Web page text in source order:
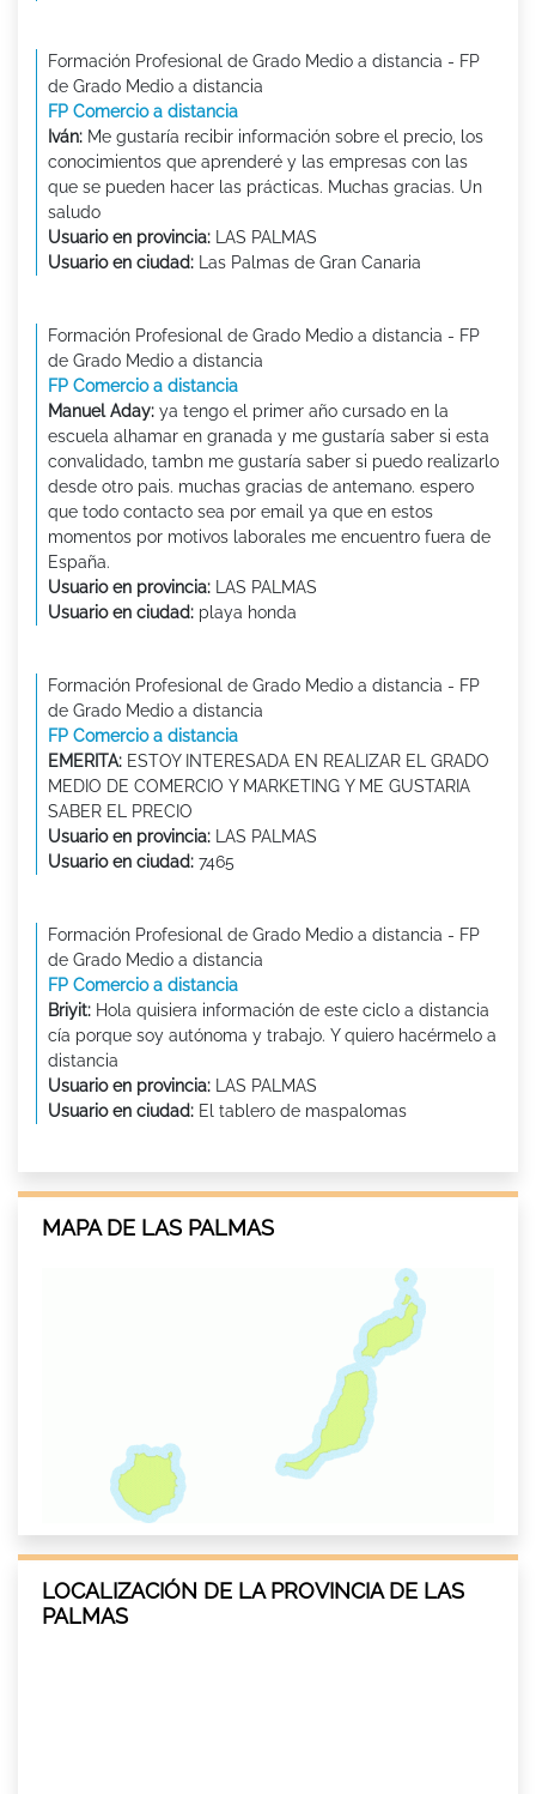
Formación Profesional de Grado Medio a distancia - FP
de Grado Medio a distancia
FP Comercio a distancia
Iván: Me gustaría recibir información sobre el precio, los
conocimientos que aprenderé y las empresas con las
que se pueden hacer las prácticas. Muchas gracias. Un
saludo
Usuario en provincia: LAS PALMAS
Usuario en ciudad: Las Palmas de Gran Canaria
Formación Profesional de Grado Medio a distancia - FP
de Grado Medio a distancia
FP Comercio a distancia
Manuel Aday: ya tengo el primer año cursado en la
escuela alhamar en granada y me gustaría saber si esta
convalidado, tambn me gustaría saber si puedo realizarlo
desde otro pais. muchas gracias de antemano. espero
que todo contacto sea por email ya que en estos
momentos por motivos laborales me encuentro fuera de
España.
Usuario en provincia: LAS PALMAS
Usuario en ciudad: playa honda
Formación Profesional de Grado Medio a distancia - FP
de Grado Medio a distancia
FP Comercio a distancia
EMERITA: ESTOY INTERESADA EN REALIZAR EL GRADO
MEDIO DE COMERCIO Y MARKETING Y ME GUSTARIA
SABER EL PRECIO
Usuario en provincia: LAS PALMAS
Usuario en ciudad: 7465
Formación Profesional de Grado Medio a distancia - FP
de Grado Medio a distancia
FP Comercio a distancia
Briyit: Hola quisiera información de este ciclo a distancia
cía porque soy autónoma y trabajo. Y quiero hacérmelo a
distancia
Usuario en provincia: LAS PALMAS
Usuario en ciudad: El tablero de maspalomas
MAPA DE LAS PALMAS
LOCALIZACIÓN DE LA PROVINCIA DE LAS
PALMAS